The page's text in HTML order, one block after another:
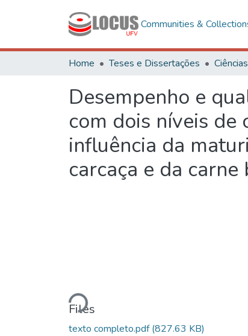
Communities &
Home Teses e Dissertações
Desempenho e
com dois níveis de
influência da
carcaça e da carne
Loading...
Files
texto completo.pdf(827.63 KB)